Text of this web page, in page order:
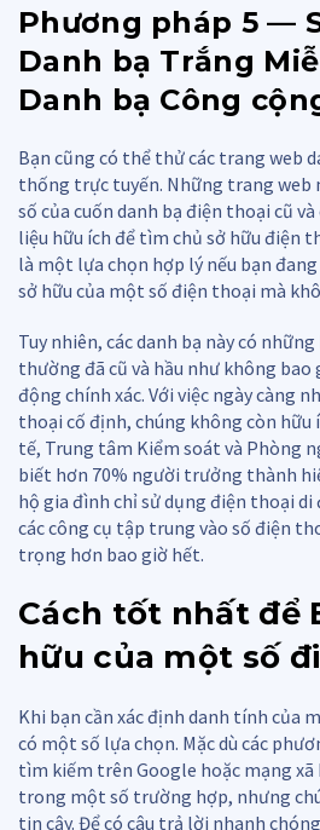
Phương pháp 5 —
Danh bạ Trắng
Danh bạ Công
Bạn cũng có thể thử các trang web
thống trực tuyến. Những trang web
số của cuốn danh bạ điện thoại cũ
liệu hữu ích để tìm chủ sở hữu điện
là một lựa chọn hợp lý nếu bạn
sở hữu của một số điện thoại mà
Tuy nhiên, các danh bạ này có
thường đã cũ và hầu như không bao
động chính xác. Với việc ngày càng
thoại cố định, chúng không còn hữu
tế, Trung tâm Kiểm soát và Phòng
biết hơn 70% người trưởng thành
hộ gia đình chỉ sử dụng điện thoại di
các công cụ tập trung vào số điện
trọng hơn bao giờ hết.
Cách tốt nhất để
hữu của một số
Khi bạn cần xác định danh tính của
có một số lựa chọn. Mặc dù các
tìm kiếm trên Google hoặc mạng
trong một số trường hợp, nhưng
tin cậy. Để có câu trả lời nhanh